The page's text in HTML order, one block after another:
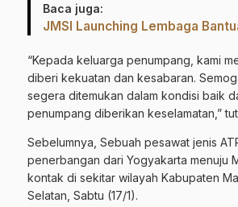
Baca juga:
JMSI Launching Lembaga
“Kepada keluarga penumpang, kami
diberi kekuatan dan kesabaran.
segera ditemukan dalam kondisi baik
penumpang diberikan keselamatan,”
Sebelumnya, Sebuah pesawat jenis
penerbangan dari Yogyakarta menuju
kontak di sekitar wilayah Kabupaten
Selatan, Sabtu (17/1).